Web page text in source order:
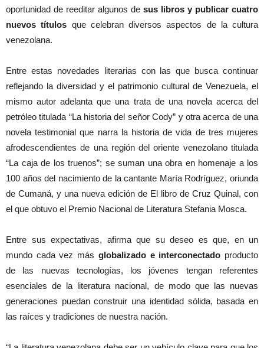
oportunidad de reeditar algunos de sus libros y publicar cuatro
nuevos títulos que celebran diversos aspectos de la cultura
venezolana.
Entre estas novedades literarias con las que busca continuar
reflejando la diversidad y el patrimonio cultural de Venezuela, el
mismo autor adelanta que una trata de una novela acerca del
petróleo titulada “La historia del señor Cody” y otra acerca de una
novela testimonial que narra la historia de vida de tres mujeres
afrodescendientes de una región del oriente venezolano titulada
“La caja de los truenos”; se suman una obra en homenaje a los
100 años del nacimiento de la cantante María Rodríguez, oriunda
de Cumaná, y una nueva edición de El libro de Cruz Quinal, con
el que obtuvo el Premio Nacional de Literatura Stefania Mosca.
Entre sus expectativas, afirma que su deseo es que, en un
mundo cada vez más globalizado e interconectado producto
de las nuevas tecnologías, los jóvenes tengan referentes
esenciales de la literatura nacional, de modo que las nuevas
generaciones puedan construir una identidad sólida, basada en
las raíces y tradiciones de nuestra nación.